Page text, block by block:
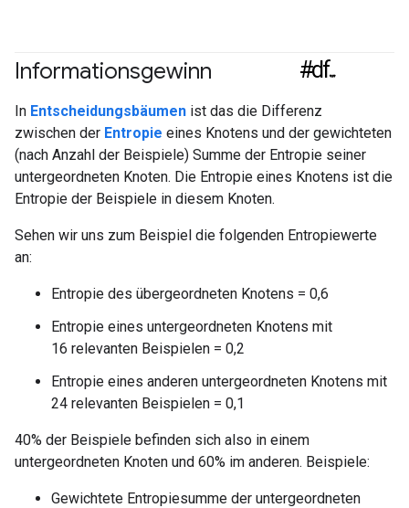
Informationsgewinn #df
In Entscheidungsbäumen ist das die Differenz
zwischen der Entropie eines Knotens und der gewichteten
(nach Anzahl der Beispiele) Summe der Entropie seiner
untergeordneten Knoten. Die Entropie eines Knotens ist die
Entropie der Beispiele in diesem Knoten.
Sehen wir uns zum Beispiel die folgenden Entropiewerte
an:
Entropie des übergeordneten Knotens = 0,6
Entropie eines untergeordneten Knotens mit
16 relevanten Beispielen = 0,2
Entropie eines anderen untergeordneten Knotens mit
24 relevanten Beispielen = 0,1
40% der Beispiele befinden sich also in einem
untergeordneten Knoten und 60% im anderen. Beispiele:
Gewichtete Entropiesumme der untergeordneten